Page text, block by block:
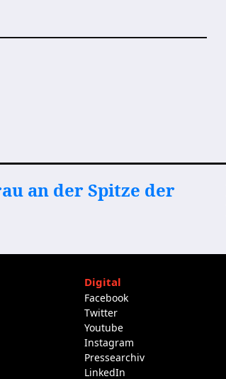
an der Spitze der
Digital
Facebook
Twitter
Youtube
Instagram
Pressearchiv
LinkedIn